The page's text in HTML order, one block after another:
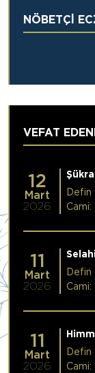
NÖBETÇİ
VEFAT
12
Mart
2026
Defin
Cami:
11
Mart
2026
Defin
Cami:
11
Mart
2026
Defin
Cami: